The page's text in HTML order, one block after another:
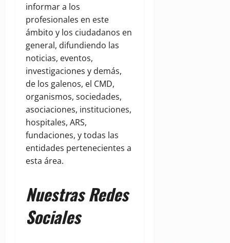
informar a los
profesionales en este
ámbito y los ciudadanos en
general, difundiendo las
noticias, eventos,
investigaciones y demás,
de los galenos, el CMD,
organismos, sociedades,
asociaciones, instituciones,
hospitales, ARS,
fundaciones, y todas las
entidades pertenecientes a
esta área.
Nuestras Redes
Sociales